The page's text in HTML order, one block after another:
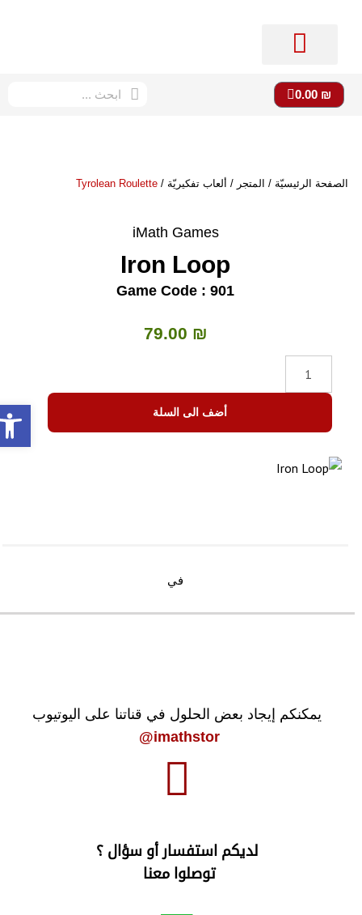
0.00₪
الصفحة الرئيسيّة/ المتجر/ ألعاب ت فكيريّة / Tyrolean Roulette
iMath Games
Iron Loop
Game Code : 901
79.00₪
أضف الى السلة
في
يمكنكم إيجاد بعض الحلول في قناتنا على اليوتيوب
imathstor@
لديكم استفسار أو سؤال ؟
توصلوا معنا